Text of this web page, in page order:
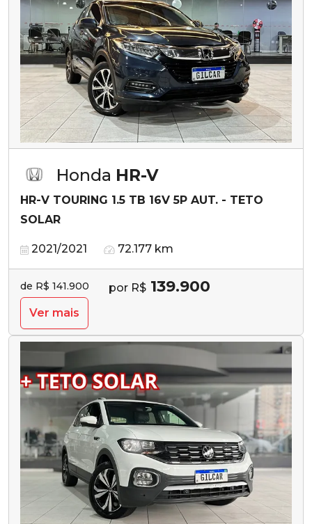
Honda HR-V
HR-V TOURING 1.5 TB 16V 5P AUT. - TETO
SOLAR
2021/2021 72.177 km
de R$ 141.900 por R$ 139.900
Ver mais